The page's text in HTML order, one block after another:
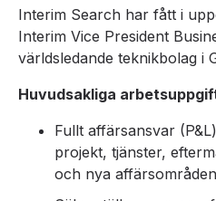
Interim Search har fått i
Interim Vice President
världsledande teknikbolag i
Huvudsakliga
Fullt affärsansvar
projekt, tjänster,
och nya